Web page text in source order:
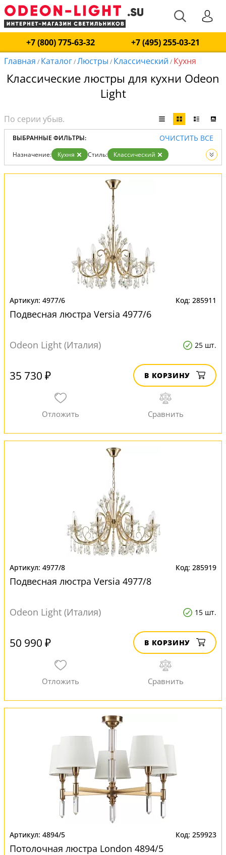
+7 (800) 775-63-32
+7 (495) 255-03-21
Главная / Каталог/Люстры / Классический / Кухня
Классические люстры для кухни Odeon
Light
ВЫБРАННЫЕ ФИЛЬТРЫ: ОЧИСТИТЬ ВСЕ
Назначение: Кухня Стиль:
Классический
Вид:
Люстры
4977/6 285911
Подвесная люстра Versia 4977/6
Odeon Light (Италия) 25 шт.
35 730 ₽ В КОРЗИНУ
4977/8 285919
Подвесная люстра Versia 4977/8
Odeon Light (Италия) 15 шт.
50 990 ₽ В КОРЗИНУ
4894/5 259923
Потолочная люстра London 4894/5